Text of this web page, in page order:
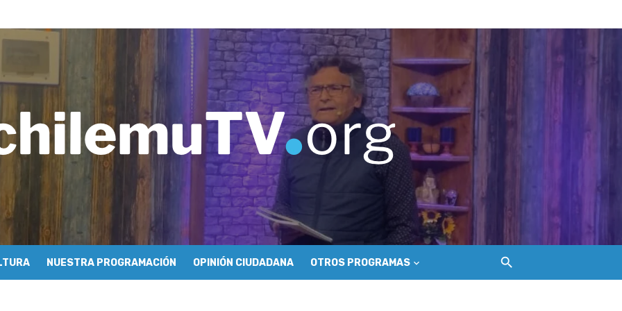
y floricultura con María Lina Fermandois y Luis Polanco
inician la construcción participativa del Plan Local de Restauración del Secano Costero Nilahue
definió a sus finalistas en su segunda clasificatoria
03: lessons on flight – Cecilia Araneda
celebra 50 años de carrera en Pichilemu
frontal en Pichilemu junto al alcalde Roberto Córdova
suscriben convenio para esterilización de mascotas
Primaria fortalecen alianza para mejorar el acceso a la atención gastroenterológica
se refieren a cuestionamientos al CFT O’Higgins
como la ciudad con la conexión a internet más rápida del mundo
NUESTRA PROGRAMACIÓN OPINIÓN CIUDADANA OTROS PROGRAMAS